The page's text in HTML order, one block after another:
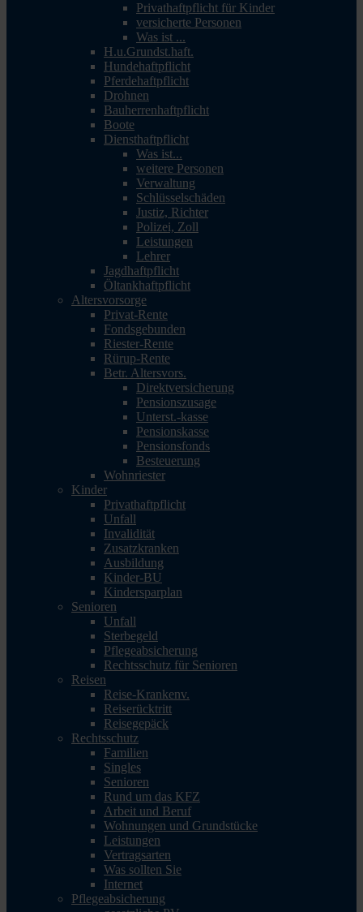
Privathaftpflicht für Kinder
versicherte Personen
Was ist ...
H.u.Grundst.haft.
Hundehaftpflicht
Pferdehaftpflicht
Drohnen
Bauherrenhaftpflicht
Boote
Diensthaftpflicht
Was ist...
weitere Personen
Verwaltung
Schlüsselschäden
Justiz, Richter
Polizei, Zoll
Leistungen
Lehrer
Jagdhaftpflicht
Öltankhaftpflicht
Altersvorsorge
Privat-Rente
Fondsgebunden
Riester-Rente
Rürup-Rente
Betr. Altersvors.
Direktversicherung
Pensionszusage
Unterst.-kasse
Pensionskasse
Pensionsfonds
Besteuerung
Wohnriester
Kinder
Privathaftpflicht
Unfall
Invalidität
Zusatzkranken
Ausbildung
Kinder-BU
Kindersparplan
Senioren
Unfall
Sterbegeld
Pflegeabsicherung
Rechtsschutz für Senioren
Reisen
Reise-Krankenv.
Reiserücktritt
Reisegepäck
Rechtsschutz
Familien
Singles
Senioren
Rund um das KFZ
Arbeit und Beruf
Wohnungen und Grundstücke
Leistungen
Vertragsarten
Was sollten Sie
Internet
Pflegeabsicherung